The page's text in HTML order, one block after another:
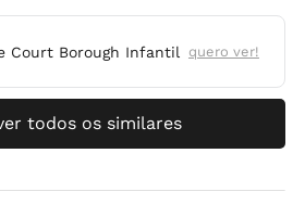
Court Borough Infantil quero ver!
todos os similares